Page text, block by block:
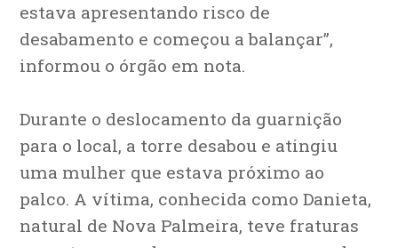
estava apresentando risco de
desabamento e começou a balançar”,
informou o órgão em nota.
Durante o deslocamento da guarnição
para o local, a torre desabou e atingiu
uma mulher que estava próximo ao
palco. A vítima, conhecida como Danieta,
natural de Nova Palmeira, teve fraturas